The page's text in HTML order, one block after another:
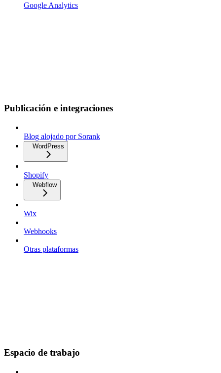
Google Analytics
Publicación e integraciones
Blog alojado por Sorank
WordPress
Shopify
Webflow
Wix
Webhooks
Otras plataformas
Espacio de trabajo